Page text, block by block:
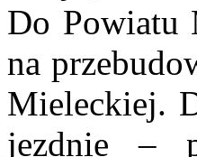
Do Powiatu
na
Mieleckiej.
jezdnie –